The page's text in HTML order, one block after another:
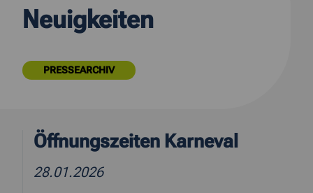
Neuigkeiten
PRESSEARCHIV
Öffnungszeiten Karneval
28.01.2026